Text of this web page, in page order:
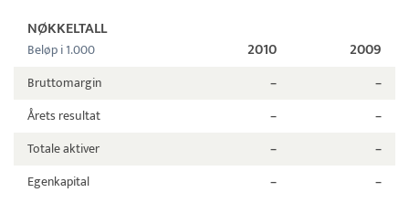
NØKKELTALL
Beløp i 1.000 2010 2009
Bruttomargin –
–
Årets resultat
–
–
Totale aktiver
–
–
Egenkapital
– –